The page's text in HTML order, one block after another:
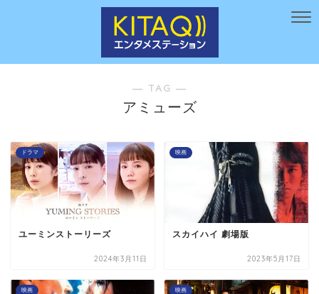
― TAG ―
アミューズ
ドラマ
ユーミンストーリーズ
2024年3月11日
映画
スカイハイ 劇場版
2023年5月17日
映画 映画